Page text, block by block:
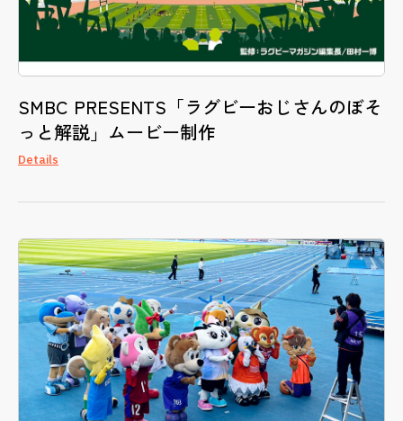
SMBC PRESENTS「ラグビーおじさんのぼそ
っと解説」ムービー制作
Details